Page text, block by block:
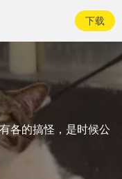
下载
各的搞怪，是时候公